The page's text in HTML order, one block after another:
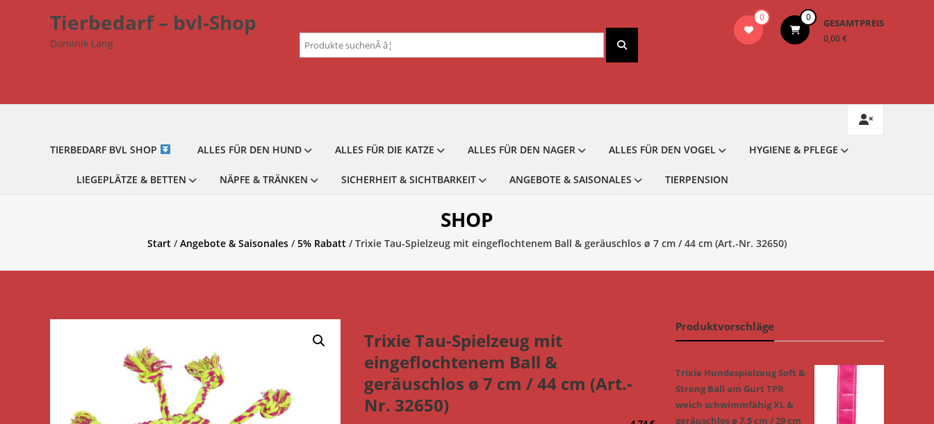
Tierbedarf – bvl-Shop
Dominik Lang
0 0 GESAMTPREIS
0,00 €
Suchen
nach:
TIERBEDARF BVL SHOP ALLES FÜR DEN HUND ALLES FÜR DIE KATZE ALLES FÜR DEN NAGER ALLES FÜR DEN VOGEL HYGIENE & PFLEGE
LIEGEPLÄTZE & BETTEN NÄPFE & TRÄNKEN SICHERHEIT & SICHTBARKEIT ANGEBOTE & SAISONALES TIERPENSION
SHOP
Start /Angebote & Saisonales /5% Rabatt / Trixie Tau-Spielzeug mit eingeflochtenem Ball & geräuschlos ø 7 cm / 44 cm (Art.-Nr. 32650)
Trixie Tau-Spielzeug mit
eingeflochtenem Ball &
geräuschlos ø 7 cm / 44 cm (Art.-
Nr. 32650)
Produktvorschläge
Trixie Hundespielzeug Soft &
Strong Ball am Gurt TPR
weich schwimmfähig XL &
geräuschlos ø 7,5 cm / 29 cm